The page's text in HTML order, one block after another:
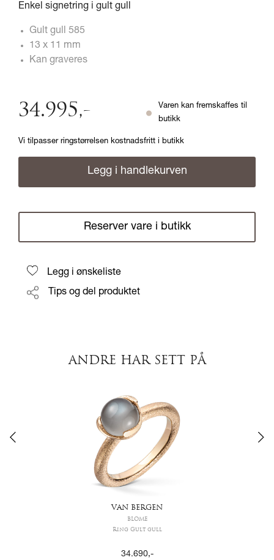
Enkel signetring i gult gull
Gult gull 585
13 x 11 mm
Kan graveres
34.995,-
Varen kan fremskaffes til
butikk
Vi tilpasser ringstørrelsen kostnadsfritt i butikk
Legg i handlekurven
Reserver vare i butikk
Legg i ønskeliste
Tips og del produktet
ANDRE HAR SETT PÅ
VAN BERGEN
BLOME
Ring Gult gull
34.690,-